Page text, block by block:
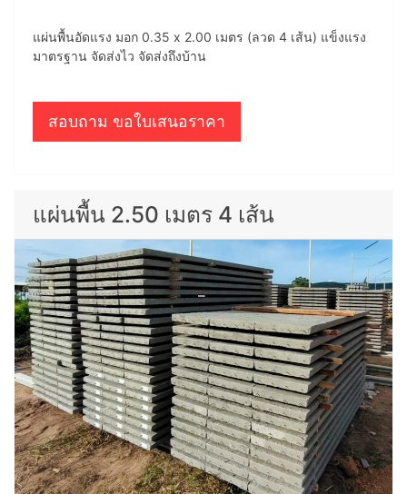
แผ่นพื้นอัดแรง มอก 0.35 x 2.00 เมตร (ลวด 4 เส้น) แข็งแรง
มาตรฐาน จัดส่งไว จัดส่งถึงบ้าน
สอบถาม ขอใบเสนอราคา
แผ่นพื้น 2.50 เมตร 4 เส้น